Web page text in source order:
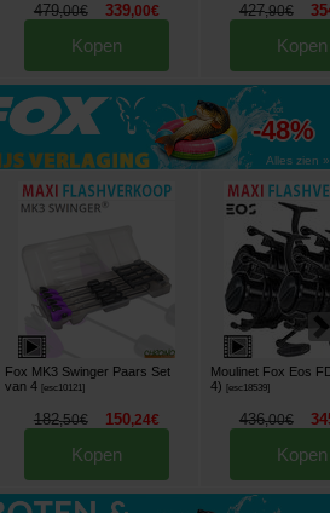
479,00€ 339,00€
Kopen
427,90€
Kopen
tot
-48%
Alles zien »
Fox MK3 Swinger Paars Set
van 4 [esc10121]
182,50€ 150,24€
Kopen
Moulinet Fox Eos
4)
[esc18539]
436,00€
Kopen